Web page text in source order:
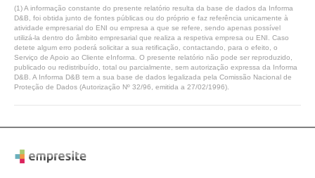
(1) A informação constante do presente relatório resulta da base de dados da Informa
D&B, foi obtida junto de fontes públicas ou do próprio e faz referência unicamente à
atividade empresarial do ENI ou empresa a que se refere, sendo apenas possível
utilizá-la dentro do âmbito empresarial que realiza a respetiva empresa ou ENI. Caso
detete algum erro poderá solicitar a sua retificação, contactando, para o efeito, o
Serviço de Apoio ao Cliente eInforma. O presente relatório não pode ser reproduzido,
publicado ou redistribuído, total ou parcialmente, sem autorização expressa da Informa
D&B. A Informa D&B tem a sua base de dados legalizada pela Comissão Nacional de
Proteção de Dados (Autorização Nº 32/96, emitida a 27/02/1996).